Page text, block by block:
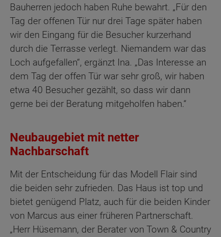
Bauherren jedoch haben Ruhe bewahrt. „Für den
Tag der offenen Tür nur drei Tage später haben
wir den Eingang für die Besucher kurzerhand
durch die Terrasse verlegt. Niemandem war das
Loch aufgefallen“, ergänzt Ina. „Das Interesse an
dem Tag der offen Tür war sehr groß, wir haben
etwa 40 Besucher gezählt, so dass wir dann
gerne bei der Beratung mitgeholfen haben.“
Neubaugebiet mit netter
Nachbarschaft
Mit der Entscheidung für das Modell Flair sind
die beiden sehr zufrieden. Das Haus ist top und
bietet genügend Platz, auch für die beiden Kinder
von Marcus aus einer früheren Partnerschaft.
„Herr Hüsemann, der Berater von Town & Country